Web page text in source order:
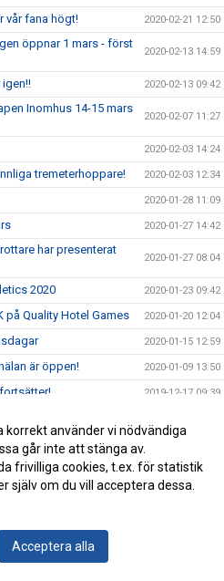
vår fana högt! 2020-02-21 12:50
öppnar 1 mars - först
2020-02-13 14:59
2020-02-13 09:42
Inomhus 14-15 mars
2020-02-07 11:27
2020-02-03 14:24
tremeterhoppare! 2020-02-03 12:34
2020-01-28 11:09
2020-01-27 14:42
har presenterat
2020-01-27 08:04
2020 2020-01-23 09:42
på Quality Hotel Games 2020-01-20 12:04
2020-01-15 12:59
är öppen! 2020-01-09 13:50
2019-12-17 09:39
2019-11-28 14:32
20 (yngre grupper)
korrekt använder vi nödvändiga
går inte att stänga av.
frivilliga cookies, t.ex. för statistik
själv om du vill acceptera dessa.
Acceptera alla